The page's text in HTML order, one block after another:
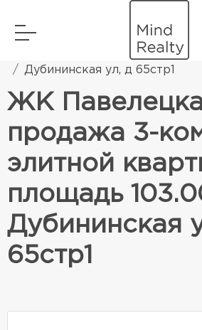
Элитная жилая
Дубининская ул, д 65стр1
ЖК
продажа 3-
элитной
площадь
Дубининская
65стр1